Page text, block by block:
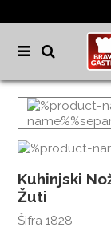
Kuhinjski
Žuti
Šifra 1828